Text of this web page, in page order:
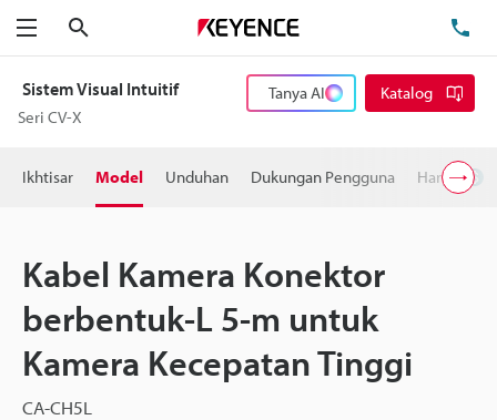
Menu
Sistem Visual Intuitif
Seri CV-X
Tanya AI Katalog
Ikhtisar Model Unduhan Dukungan Pengguna Harga
Kabel Kamera Konektor
berbentuk-L 5-m untuk
Kamera Kecepatan Tinggi
CA-CH5L